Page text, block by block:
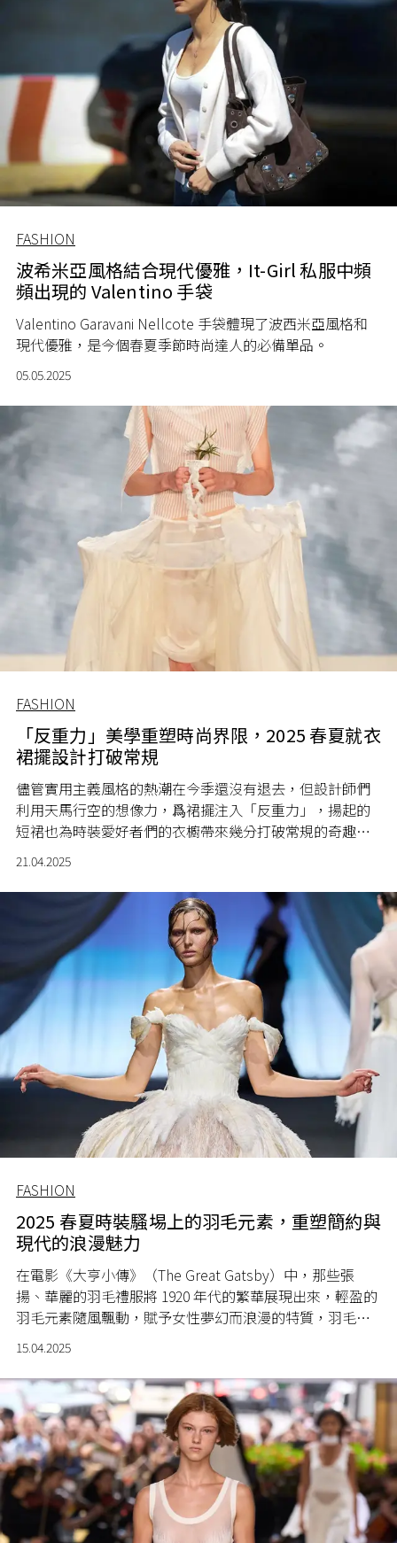
FASHION
波希米亞風格結合現代優雅，It-Girl 私服中頻
頻出現的 Valentino 手袋
Valentino Garavani Nellcote 手袋體現了波西米亞風格和
現代優雅，是今個春夏季節時尚達人的必備單品。
05.05.2025
FASHION
「反重力」美學重塑時尚界限，2025 春夏就衣
裙擺設計打破常規
儘管實用主義風格的熱潮在今季還沒有退去，但設計師們
利用天馬行空的想像力，爲裙擺注入「反重力」，揚起的
短裙也為時裝愛好者們的衣櫥帶來幾分打破常規的奇趣氣
息。
21.04.2025
FASHION
2025 春夏時裝騷埸上的羽毛元素，重塑簡約與
現代的浪漫魅力
在電影《大亨小傳》（The Great Gatsby）中，那些張
揚、華麗的羽毛禮服將 1920 年代的繁華展現出來，輕盈的
羽毛元素隨風飄動，賦予女性夢幻而浪漫的特質，羽毛此
後亦是錦衣華服中最為常見的元素。回到 2025 年的春夏時
裝騷，設計師們一改近幾季趨於簡約、實用的流行風格，
利用輕柔線條為女性尋找生活中那些微妙而動人的浪漫時
刻。
15.04.2025